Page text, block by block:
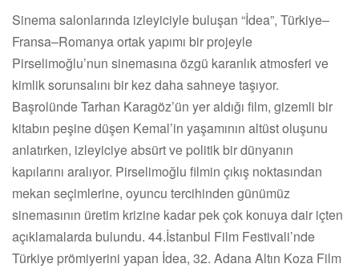
Sinema salonlarında izleyiciyle buluşan “İdea”, Türkiye–
Fransa–Romanya ortak yapımı bir projeyle
Pirselimoğlu’nun sinemasına özgü karanlık atmosferi ve
kimlik sorunsalını bir kez daha sahneye taşıyor.
Başrolünde Tarhan Karagöz’ün yer aldığı film, gizemli bir
kitabın peşine düşen Kemal’in yaşamının altüst oluşunu
anlatırken, izleyiciye absürt ve politik bir dünyanın
kapılarını aralıyor. Pirselimoğlu filmin çıkış noktasından
mekan seçimlerine, oyuncu tercihinden günümüz
sinemasının üretim krizine kadar pek çok konuya dair içten
açıklamalarda bulundu. 44.İstanbul Film Festivali’nde
Türkiye prömiyerini yapan İdea, 32. Adana Altın Koza Film